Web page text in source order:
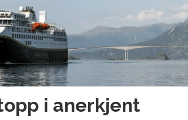
i anerkjent